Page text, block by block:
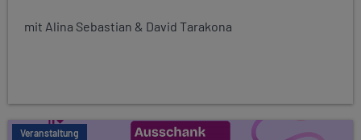
mit Alina Sebastian & David Tarakona
Veranstaltung